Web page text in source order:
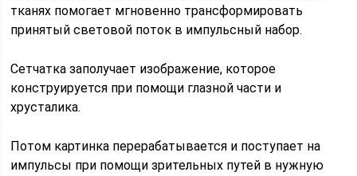
тканях помогает мгновенно трансформировать
принятый световой поток в импульсный набор.
Сетчатка заполучает изображение, которое
конструируется при помощи глазной части и
хрусталика.
Потом картинка перерабатывается и поступает на
импульсы при помощи зрительных путей в нужную